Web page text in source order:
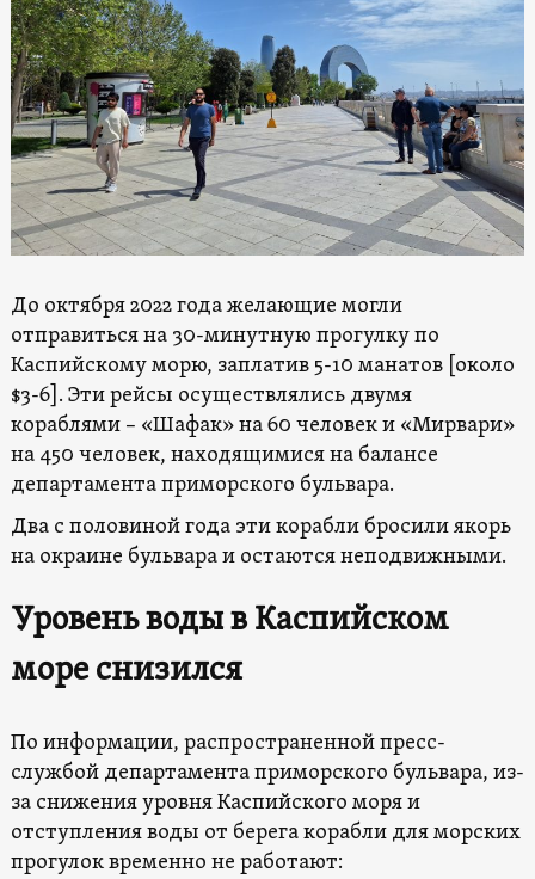
До октября 2022 года желающие могли
отправиться на 30-минутную прогулку по
Каспийскому морю, заплатив 5-10 манатов [около
$3-6]. Эти рейсы осуществлялись двумя
кораблями – «Шафак» на 60 человек и «Мирвари»
на 450 человек, находящимися на балансе
департамента приморского бульвара.
Два с половиной года эти корабли бросили якорь
на окраине бульвара и остаются неподвижными.
Уровень воды в Каспийском
море снизился
По информации, распространенной пресс-
службой департамента приморского бульвара, из-
за снижения уровня Каспийского моря и
отступления воды от берега корабли для морских
прогулок временно не работают: